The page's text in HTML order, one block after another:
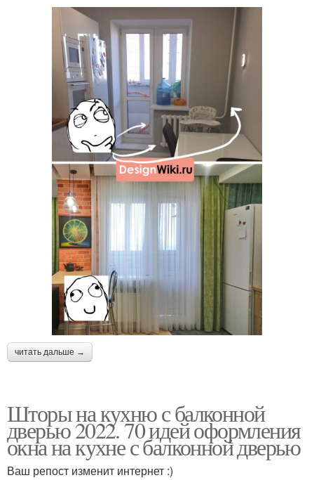
читать дальше →
Шторы на кухню с балконной
дверью 2022. 70 идей оформления
окна на кухне с балконной дверью
Ваш репост изменит интернет :)